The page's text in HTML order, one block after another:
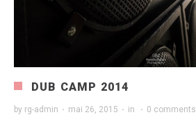
DUB CAMP 2014
by rg-admin · mai 26, 2015 · in · 0 comments